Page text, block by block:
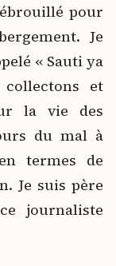
pour
Je
« Sauti ya
et
la vie des
du mal à
termes de
Je suis père
journaliste